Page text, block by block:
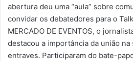
abertura deu uma “aula” sobre
convidar os debatedores para o
MERCADO DE EVENTOS, o
destacou a importância da união na
entraves. Participaram do bate-